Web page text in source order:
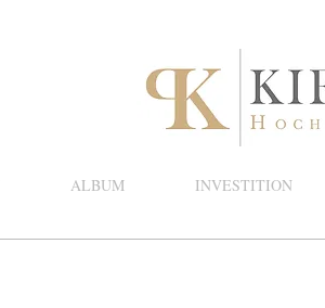
ALBUM INVESTITION